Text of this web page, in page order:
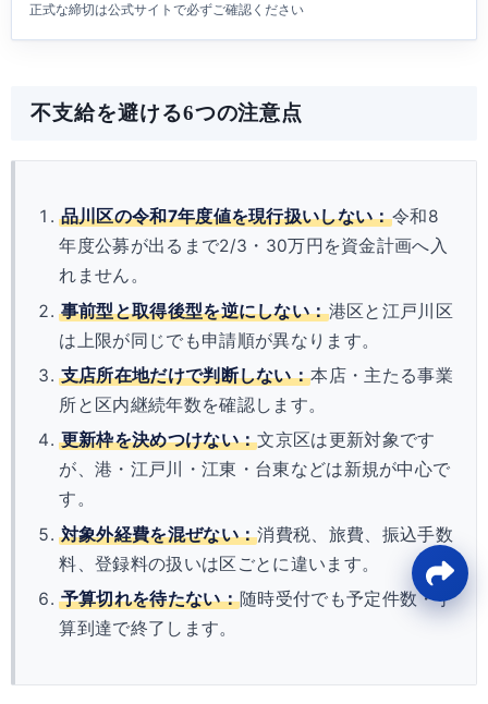
正式な締切は公式サイトで必ずご確認ください
不支給を避ける6つの注意点
品川区の令和7年度値を現行扱いしない：令和8
年度公募が出るまで2/3・30万円を資金計画へ入
れません。
事前型と取得後型を逆にしない：港区と江戸川区
は上限が同じでも申請順が異なります。
支店所在地だけで判断しない：本店・主たる事業
所と区内継続年数を確認します。
更新枠を決めつけない：文京区は更新対象です
が、港・江戸川・江東・台東などは新規が中心で
す。
対象外経費を混ぜない：消費税、旅費、振込手数
料、登録料の扱いは区ごとに違います。
予算切れを待たない：随時受付でも予定件数・予
算到達で終了します。